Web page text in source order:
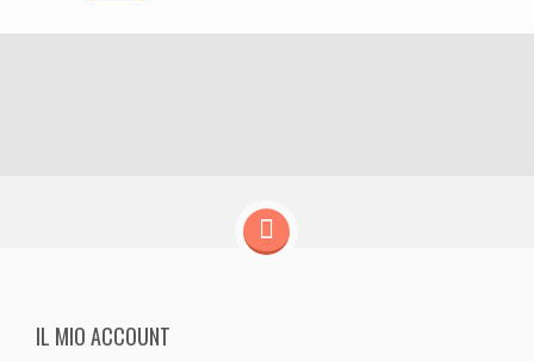
IL MIO ACCOUNT